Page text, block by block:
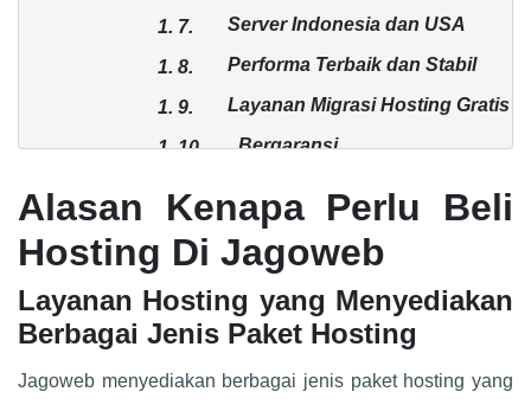
1. 7. Server Indonesia dan USA
1. 8. Performa Terbaik dan Stabil
1. 9. Layanan Migrasi Hosting Gratis
1.10. Bergaransi
Dapatkan Kemudahannya!
Alasan Kenapa Perlu Beli
Hosting Di Jagoweb
Layanan Hosting yang Menyediakan
Berbagai Jenis Paket Hosting
Jagoweb menyediakan berbagai jenis paket hosting yang